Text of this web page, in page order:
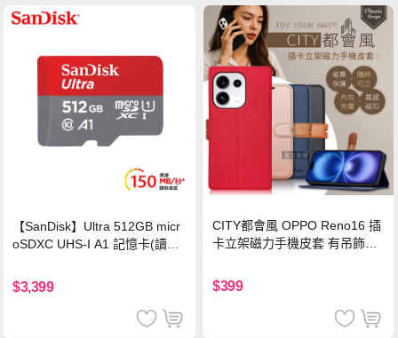
【SanDisk】Ultra 512GB micr
oSDXC UHS-I A1 記憶卡(讀取
$3,399
CITY都會風 OPPO Reno16 插
卡立架磁力手機皮套 有吊飾孔
$399